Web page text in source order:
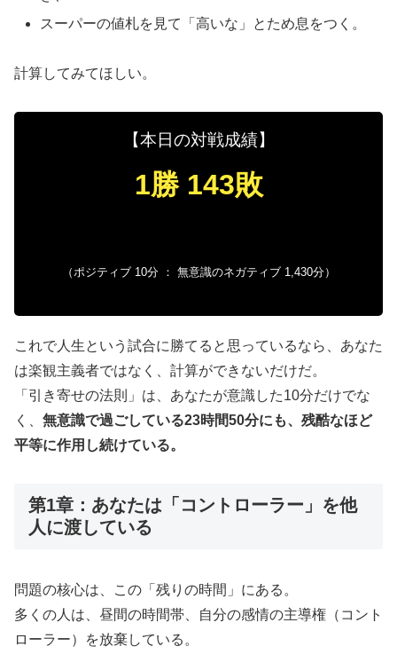
スーパーの値札を見て「高いな」とため息をつく。
計算してみてほしい。
【本日の対戦成績】
1勝 143敗
（ポジティブ 10分 ： 無意識のネガティブ 1,430分）
これで人生という試合に勝てると思っているなら、あなた
は楽観主義者ではなく、計算ができないだけだ。
「引き寄せの法則」は、あなたが意識した10分だけでな
く、 無意識で過ごしている23時間50分にも、残酷なほど
平等に作用し続けている。
第1章：あなたは「コントローラー」を他
人に渡している
問題の核心は、この「残りの時間」にある。
多くの人は、昼間の時間帯、自分の感情の主導権（コント
ローラー）を放棄している。